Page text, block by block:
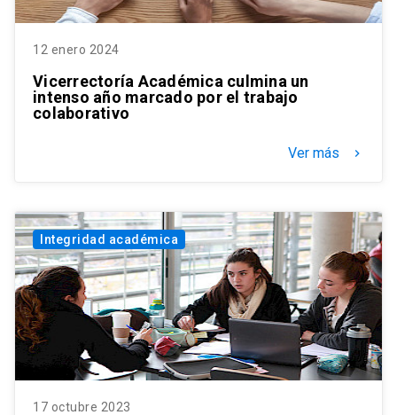
12 enero 2024
Vicerrectoría Académica culmina un
intenso año marcado por el trabajo
colaborativo
Ver más keyboard_arrow_right
Integridad académica
17 octubre 2023